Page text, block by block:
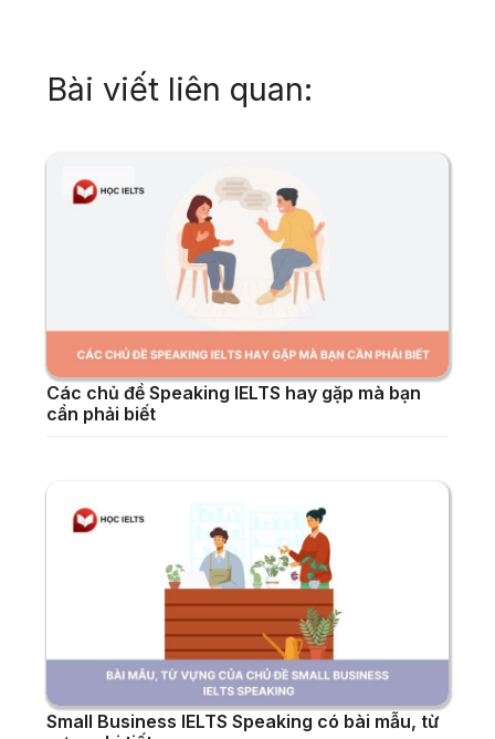
Bài viết liên quan:
Các chủ đề Speaking IELTS hay gặp mà bạn
cần phải biết
Small Business IELTS Speaking có bài mẫu, từ